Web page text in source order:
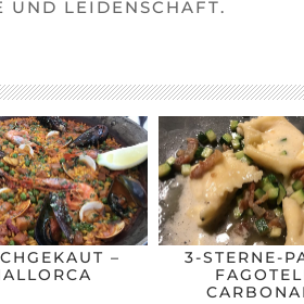
UND LEIDENSCHAFT.
–
3-STERNE-